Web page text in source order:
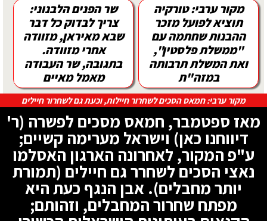
מקור ערבי: טורקיה
תוציא לפועל מזכר
ההבנות שחתמה עם
"ממשלת פלסטין",
ואת המשלת תרבותה
במזה"ת
שר הפנים הלבנוני:
צריך לבדוק כל דבר
שבא מאיראן, מזוודה
אחרי מזוודה.
בתגובה, שר העבודה
מאמל מאיים
מקור ערבי: חמאס הסכים לשחרור חיילות, וכעת גם לשחרור חיילים
מאז ספטמבר, חמאס מסכים לפשרה (ר'
דיווחנו כאן) וישראל מערימה קשיים;
ע"פ המקור, לאחרונה הארגון האסלמו
נאצי הסכים לשחרר גם חיילים (תמורת
יותר מחבלים). אבן הנגף כעת היא
מפתח שחרור המחבלים, וזהותם;